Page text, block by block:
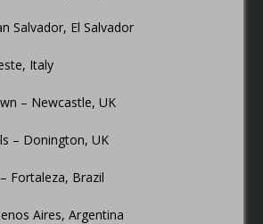
Salvador, El Salvador
Italy
– Newcastle, UK
– Donington, UK
Fortaleza, Brazil
Aires, Argentina